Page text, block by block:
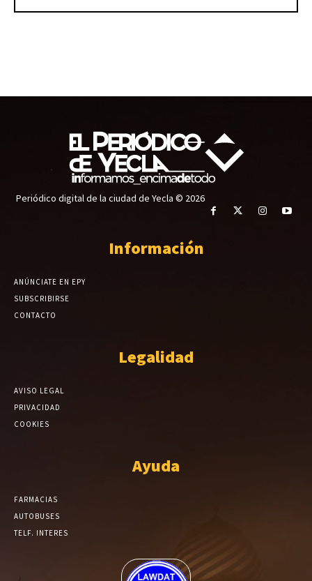
Periódico digital de la ciudad de Yecla © 2026
Información
ANÚNCIATE EN EPY
SUBSCRIBIRSE
CONTACTO
Legalidad
AVISO LEGAL
PRIVACIDAD
COOKIES
Ayuda
FARMACIAS
AUTOBUSES
TELF. INTERES